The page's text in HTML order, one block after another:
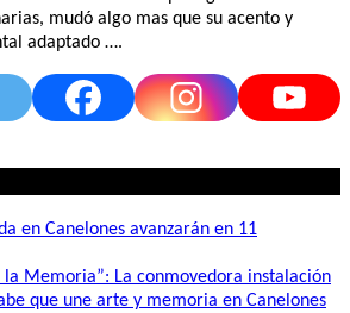
mudó algo mas que su acento y
adaptado ….
en Canelones avanzarán en 11
Memoria”: La conmovedora instalación
que une arte y memoria en Canelones